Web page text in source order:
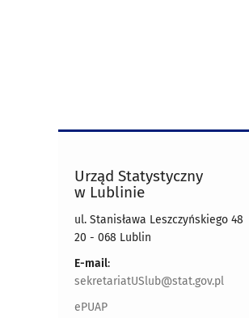
Urząd Statystyczny
w Lublinie
ul. Stanisława Leszczyńskiego 48
20 - 068 Lublin
E-mail:
sekretariatUSlub@stat.gov.pl
ePUAP